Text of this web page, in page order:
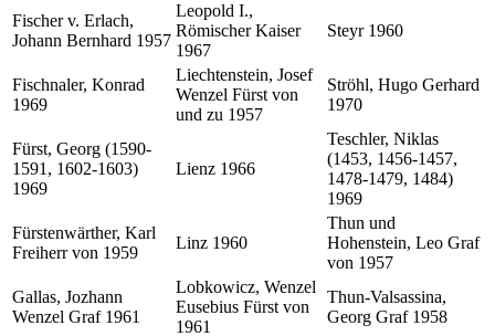
Fischer v. Erlach,
Johann Bernhard 1957
Leopold I.,
Römischer Kaiser
1967
Steyr 1960
Fischnaler, Konrad
1969
Liechtenstein, Josef
Wenzel Fürst von
und zu 1957
Ströhl, Hugo Gerhard
1970
Fürst, Georg (1590-
1591, 1602-1603)
1969
Lienz 1966
Teschler, Niklas
(1453, 1456-1457,
1478-1479, 1484)
1969
Fürstenwärther, Karl
Freiherr von 1959
Linz 1960
Thun und
Hohenstein, Leo Graf
von 1957
Gallas, Jozhann
Wenzel Graf 1961
Lobkowicz, Wenzel
Eusebius Fürst von
1961
Thun-Valsassina,
Georg Graf 1958